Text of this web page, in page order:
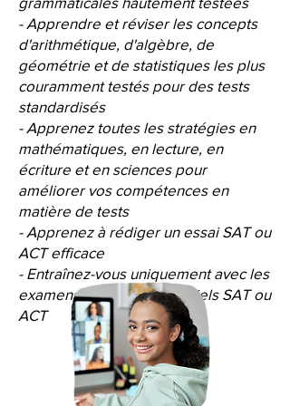
- Apprendre et réviser les concepts
d'arithmétique, d'algèbre, de
géométrie et de statistiques les plus
couramment testés pour des tests
standardisés
- Apprenez toutes les stratégies en
mathématiques, en lecture, en
écriture et en sciences pour
améliorer vos compétences en
matière de tests
- Apprenez à rédiger un essai SAT ou
ACT efficace
- Entraînez-vous uniquement avec les
examens de pratique officiels SAT ou
ACT